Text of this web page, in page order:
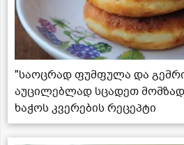
"საოცრად ფუმფულა და
აუცილებლად სცადეთ
ხაჭოს კვერების რეცეპტი